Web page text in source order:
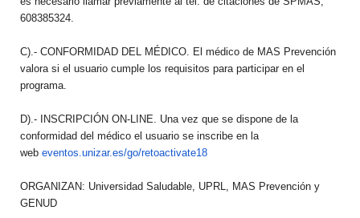
608385324.
C).- CONFORMIDAD DEL MÉDICO. El médico de MAS Prevención
valora si el usuario cumple los requisitos para participar en el
programa.
D).- INSCRIPCIÓN ON-LINE. Una vez que se dispone de la
conformidad del médico el usuario se inscribe en la
web eventos.unizar.es/go/retoactivate18
ORGANIZAN: Universidad Saludable, UPRL, MAS Prevención y
GENUD